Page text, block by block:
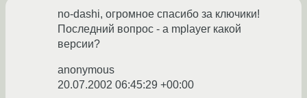
no-dashi, огромное спасибо за ключики!
Последний вопрос - а mplayer какой
версии?
anonymous
20.07.2002 06:45:29 +00:00